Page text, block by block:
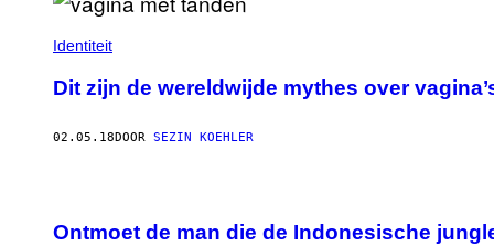
Identiteit
Dit zijn de wereldwijde mythes over
02.05.18DOOR SEZIN KOEHLER
Ontmoet de man die de Indonesische